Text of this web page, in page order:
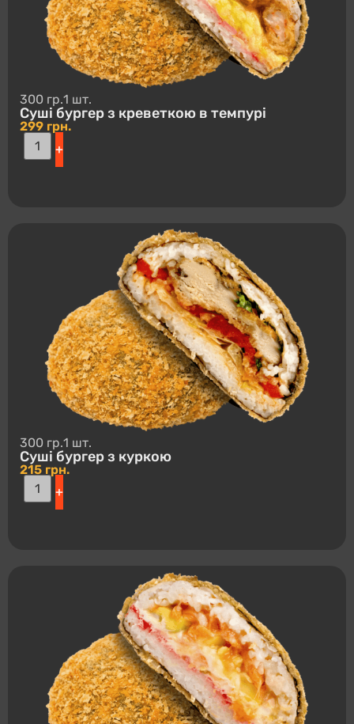
300 гр.1 шт.
Суші буpгep з креветкою в темпурі
299 грн.
+
300 гр.1 шт.
Суші буpгep з куркою
215 грн.
+